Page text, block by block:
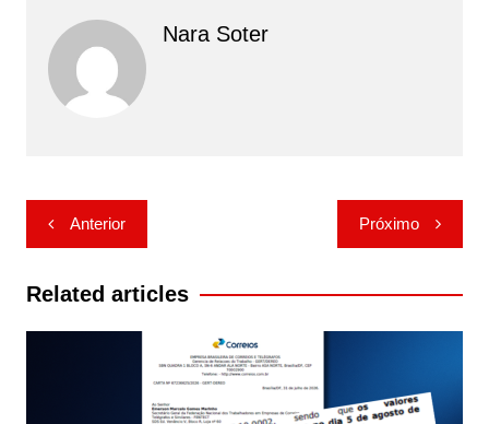
Nara Soter
Navegação
de
Post
Anterior Próximo
Related articles